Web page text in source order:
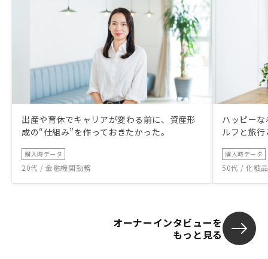
出産や育休でキャリアが変わる前に、資産形
成の“仕組み”を作っておきたかった。
購入時データ
20代 / 金融機関勤務
ハッピー
ルフと旅
購入時データ
50代 / 化粧
オーナーインタビューを
もっと見る